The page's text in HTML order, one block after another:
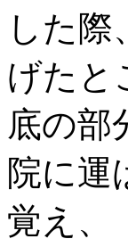
した
げたと
底の部
院に運
覚え、